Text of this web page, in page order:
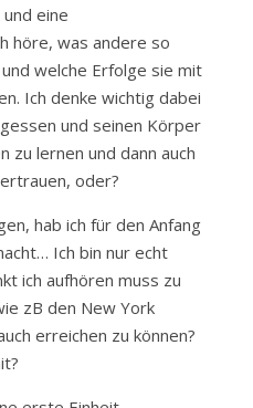
eine
höre, was andere so
welche Erfolge sie mit
Ich denke wichtig dabei
und seinen Körper
zu lernen und dann auch
oder?
hab ich für den Anfang
Ich bin nur echt
ich aufhören muss zu
zB den New York
erreichen zu können?